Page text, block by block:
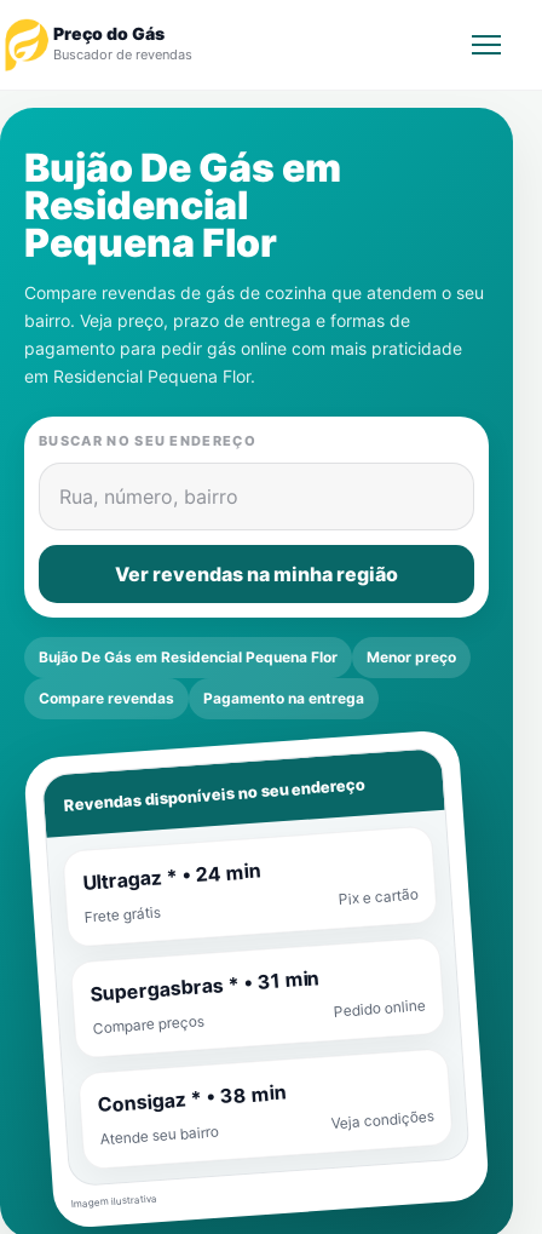
Preço do Gás
Buscador de revendas
Revendedor
Notícias
Cadastre-se
Gás
Contatos
Bujão De Gás em
Residencial
Pequena Flor
Compare revendas de gás de cozinha que atendem o seu
bairro. Veja preço, prazo de entrega e formas de
pagamento para pedir gás online com mais praticidade
em Residencial Pequena Flor.
BUSCAR NO SEU ENDEREÇO
Rua, número, bairro
Ver revendas na minha região
Bujão De Gás em Residencial Pequena Flor Menor preço
Compare revendas Pagamento na entrega
Revendas disponíveis no seu endereço
Ultragaz * • 24 min
Frete grátis
Pix e cartão
Supergasbras * • 31 min
Compare preços
Pedido online
Consigaz * • 38 min
Atende seu bairro
Veja condições
Imagem ilustrativa